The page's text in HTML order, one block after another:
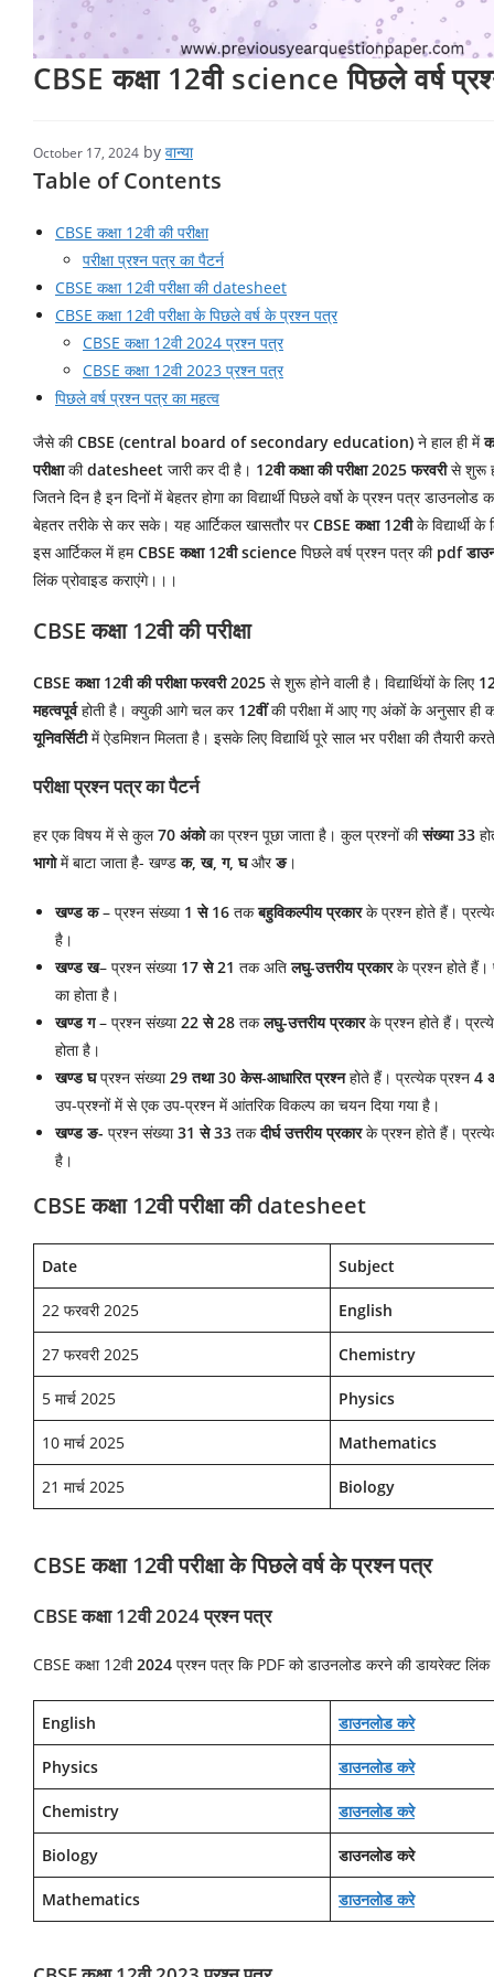
CBSE कक्षा 12वी science पिछले वर्ष
October 17, 2024 by वान्या
Table of Contents
CBSE कक्षा 12वी की परीक्षा
परीक्षा प्रश्न पत्र का पैटर्न
CBSE कक्षा 12वी परीक्षा की datesheet
CBSE कक्षा 12वी परीक्षा के पिछले वर्ष के प्रश्न पत्र
CBSE कक्षा 12वी 2024 प्रश्न पत्र
CBSE कक्षा 12वी 2023 प्रश्न पत्र
पिछले वर्ष प्रश्न पत्र का महत्व
जैसे कीCBSE (central board of secondary education) ने हाल ही में
परीक्षाकीdatesheet जारी कर दी है। 12वी कक्षा की परीक्षा 2025 फरवरीसे शुरू
जितने दिन है इन दिनों में बेहतर होगा का विद्यार्थी पिछले वर्षो के प्रश्न पत्र
बेहतर तरीके से कर सके। यह आर्टिकल खासतौर परCBSE कक्षा 12वीके विद्यार्थी
इस आर्टिकल में हमCBSE कक्षा 12वी science पिछले वर्ष प्रश्न पत्र की pdf
लिंक प्रोवाइड कराएंगे।।।
CBSE कक्षा 12वी की परीक्षा
CBSE कक्षा 12वी की परीक्षा फरवरी 2025 से शुरू होने वाली है। विद्यार्थियों के लिए
महत्वपूर्वहोती है। क्युकी आगे चल कर 12वींकी परीक्षा में आए गए अंकों के अनुसार ही
यूनिवर्सिटीमें ऐडमिशन मिलता है। इसके लिए विद्यार्थि पूरे साल भर परीक्षा की तैयारी
परीक्षा प्रश्न पत्र का पैटर्न
हर एक विषय में से कुल70 अंकोका प्रश्न पूछा जाता है। कुल प्रश्नों कीसंख्या 33
भागोमें बाटा जाता है- खण्डक, ख, ग, घऔरङ।
खण्ड क– प्रश्न संख्या 1 से 16 तकबहुविकल्पीय प्रकारके प्रश्न होते हैं।
है।
खण्ड ख– प्रश्न संख्या 17 से 21 तक अतिलघु-उत्तरीय प्रकारके प्रश्न होते हैं।
का होता है।
खण्ड ग– प्रश्न संख्या22 से 28 तकलघु-उत्तरीय प्रकारके प्रश्न होते हैं।
होता है।
खण्ड घप्रश्न संख्या29 तथा 30 केस-आधारित प्रश्नहोते हैं। प्रत्येक प्रश्न 4
उप-प्रश्नों में से एक उप-प्रश्न में आंतरिक विकल्प का चयन दिया गया है।
खण्ड ङ- प्रश्न संख्या31 से 33 तकदीर्घ उत्तरीय प्रकारके प्रश्न होते हैं।
है।
CBSE कक्षा 12वी परीक्षा की datesheet
Date Subject
22 फरवरी 2025 English
27 फरवरी 2025 Chemistry
5 मार्च 2025 Physics
10 मार्च 2025 Mathematics
21 मार्च 2025 Biology
CBSE कक्षा 12वी परीक्षा के पिछले वर्ष के प्रश्न पत्र
CBSE कक्षा 12वी 2024 प्रश्न पत्र
CBSE कक्षा 12वी2024 प्रश्न पत्र कि PDF को डाउनलोड करने की डायरेक्ट
English डाउनलोड करे
Physics डाउनलोड करे
Chemistry डाउनलोड करे
Biology डाउनलोड करे
Mathematics डाउनलोड करे